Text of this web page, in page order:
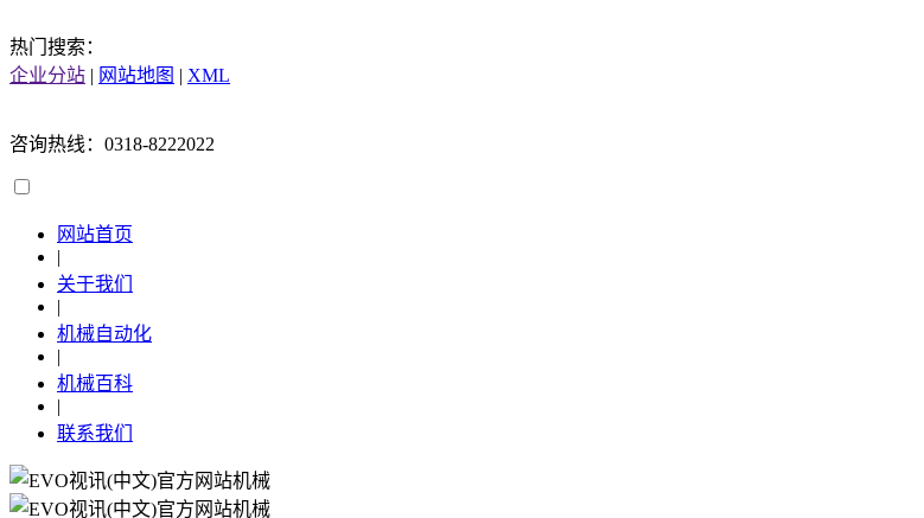
热门搜索：
企业分站 | 网站地图 | XML
咨询热线：0318-8222022
网站首页
|
关于我们
|
机械自动化
|
机械百科
|
联系我们